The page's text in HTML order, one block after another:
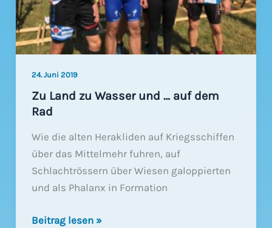
24. Juni 2019
Zu Land zu Wasser und … auf dem
Rad
Wie die alten Herakliden auf Kriegsschiffen
über das Mittelmehr fuhren, auf
Schlachtrössern über Wiesen galoppierten
und als Phalanx in Formation
Zu
Beitrag lesen »